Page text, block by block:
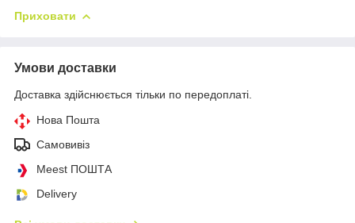
Приховати
Умови доставки
Доставка здійснюється тільки по передоплаті.
Нова Пошта
Самовивіз
Meest ПОШТА
Delivery